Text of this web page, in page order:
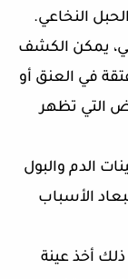
النخاعي.
يمكن الكشف
في العنق أو
التي تظهر
الدم والبول
الأسباب
أخذ عينة